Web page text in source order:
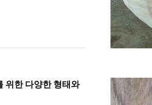
위한 다양한 형태와